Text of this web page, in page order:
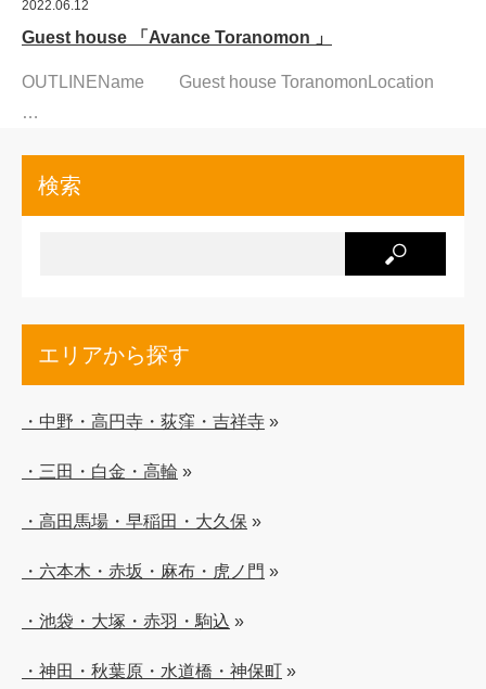
2022.06.12
Guest house 「Avance Toranomon 」
OUTLINEName Guest house ToranomonLocation
…
検索
エリアから探す
・中野・高円寺・荻窪・吉祥寺 »
・三田・白金・高輪 »
・高田馬場・早稲田・大久保 »
・六本木・赤坂・麻布・虎ノ門 »
・池袋・大塚・赤羽・駒込 »
・神田・秋葉原・水道橋・神保町 »